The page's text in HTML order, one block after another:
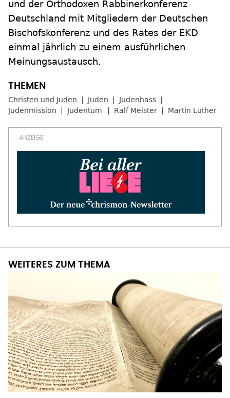
und der Orthodoxen Rabbinerkonferenz
Deutschland mit Mitgliedern der Deutschen
Bischofskonferenz und des Rates der EKD
einmal jährlich zu einem ausführlichen
Meinungsaustausch.
Christen und Juden Juden
Judenhass
Judenmission
Judentum Ralf Meister Martin Luther
WEITERES ZUM THEMA